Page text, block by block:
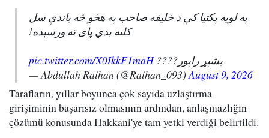
په لویه پکتیا کې د خلیفه صاحب په هڅو څه باندې سل
کلنه بدي پای ته ورسېده!
بشپړ راپور????pic.twitter.com/X0IkkF1maH
— Abdullah Raihan (@Raihan_093)August 9, 2026
Tarafların, yıllar boyunca çok sayıda uzlaştırma
girişiminin başarısız olmasının ardından, anlaşmazlığın
çözümü konusunda Hakkani'ye tam yetki verdiği belirtildi.